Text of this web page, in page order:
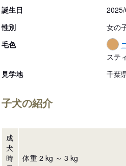
誕生日
性別
女の
毛色
ステ
見学地
千葉
子犬の紹介
成
犬
時
体重 2 kg ～ 3 kg